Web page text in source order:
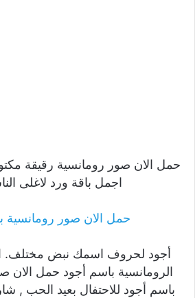
حمل الان صور رومانسية رقيقة
اجمل باقة ورد لاغلى
حمل الان صور رومانسية
أجود لحروف اسمك نبض مختلف.
الرومانسية باسم أجود حمل
باسم أجود للاحتفال بعيد الحب ,